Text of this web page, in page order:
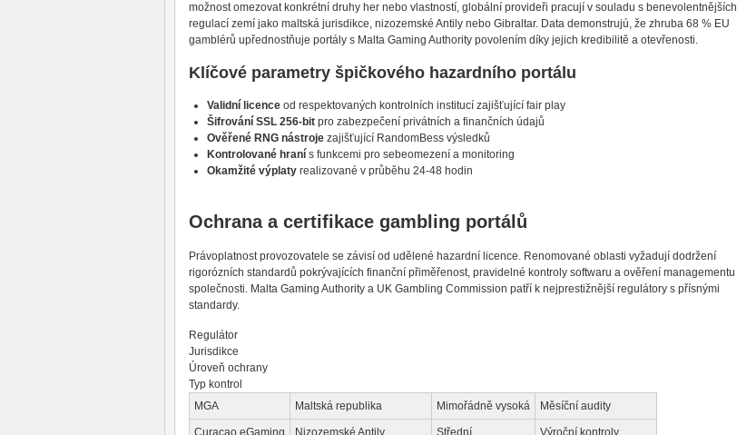
možnost omezovat konkrétní druhy her nebo vlastností, globální provideři pracují v souladu s benevolentnějších
regulací zemí jako maltská jurisdikce, nizozemské Antily nebo Gibraltar. Data demonstrujú, že zhruba 68 % EU
gamblérů upřednostňuje portály s Malta Gaming Authority povolením díky jejich kredibilitě a otevřenosti.
Klíčové parametry špičkového hazardního portálu
Validní licence od respektovaných kontrolních institucí zajišťující fair play
Šifrování SSL 256-bit pro zabezpečení privátních a finančních údajů
Ověřené RNG nástroje zajišťující RandomBess výsledků
Kontrolované hraní s funkcemi pro sebeomezení a monitoring
Okamžité výplaty realizované v průběhu 24-48 hodin
Ochrana a certifikace gambling portálů
Právoplatnost provozovatele se závisí od udělené hazardní licence. Renomované oblasti vyžadují dodržení
rigorózních standardů pokrývajících finanční přiměřenost, pravidelné kontroly softwaru a ověření managementu
společnosti. Malta Gaming Authority a UK Gambling Commission patří k nejprestižnější regulátory s přísnými
standardy.
Regulátor
Jurisdikce
Úroveň ochrany
Typ kontrol
MGA
Maltská republika Mimořádně vysoká Měsíční audity
Curacao eGaming Nizozemské Antily Střední Výroční kontroly